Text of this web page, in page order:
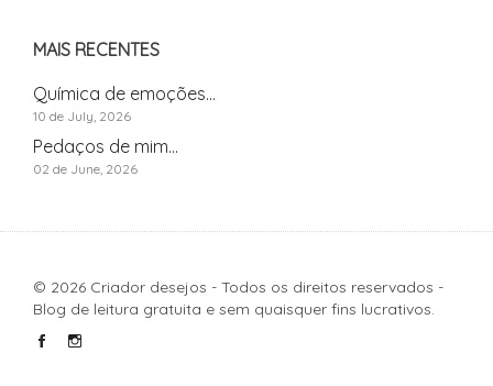
MAIS RECENTES
Química de emoções...
10 de July, 2026
Pedaços de mim...
02 de June, 2026
© 2026 Criador desejos - Todos os direitos reservados -
Blog de leitura gratuita e sem quaisquer fins lucrativos.